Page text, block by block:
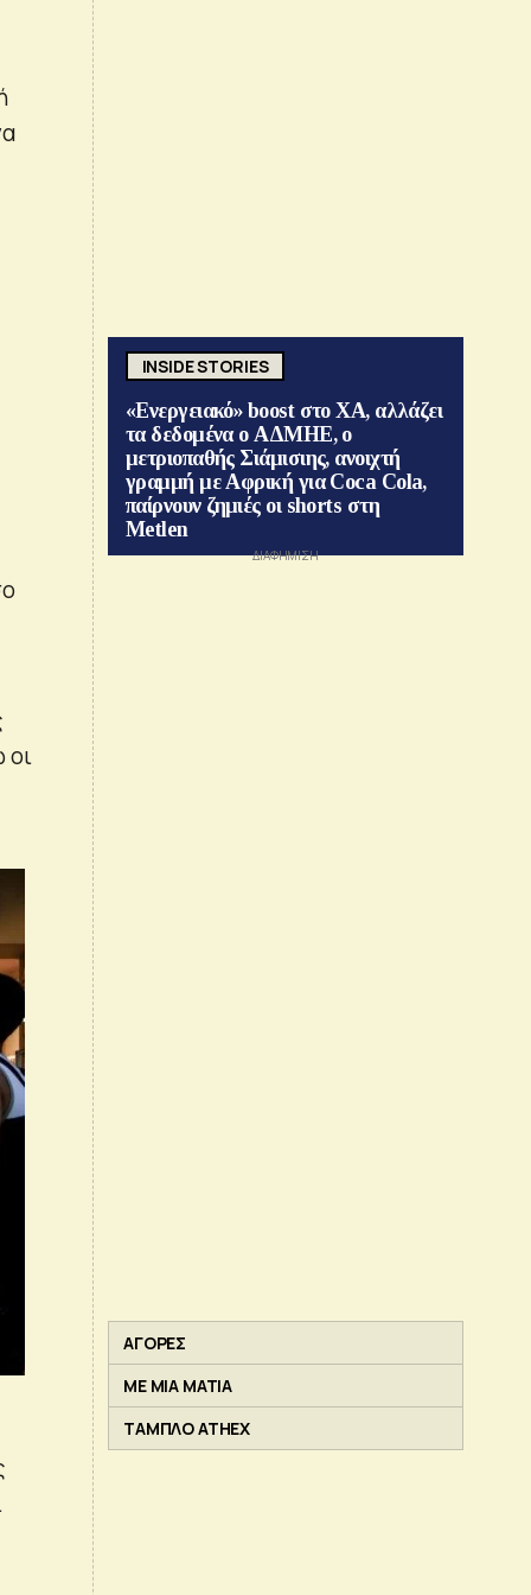
οι
INSIDE STORIES
«Ενεργειακό» boost στο ΧΑ, αλλάζει
τα δεδομένα ο ΑΔΜΗΕ, ο
μετριοπαθής Σιάμισιης, ανοιχτή
γραμμή με Αφρική για Coca Cola,
παίρνουν ζημιές οι shorts στη
Metlen
ΑΓΟΡΕΣ
ΜΕ ΜΙΑ ΜΑΤΙΑ
ΤΑΜΠΛΟ ATHEX